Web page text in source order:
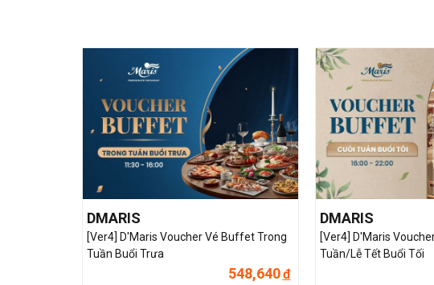
DMARIS
[Ver4] D'Maris Voucher Vé Buffet Trong
Tuần Buổi Trưa
548,640đ
DMARIS
[Ver4] D'Maris
Tuần/Lễ Tết Buổi Tối